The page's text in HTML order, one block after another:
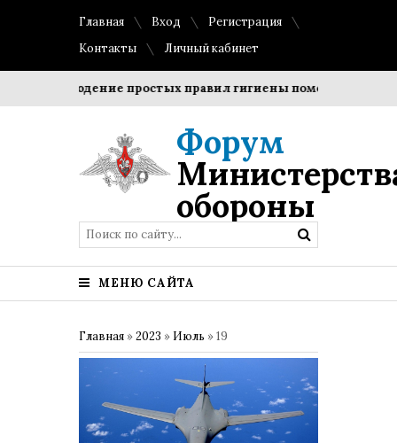
Главная Вход
Регистрация
Контакты
Личный кабинет
Соблюдение простых правил гигиены помогает
Форум
обороны
МЕНЮ САЙТА
Главная »2023 » Июль »19